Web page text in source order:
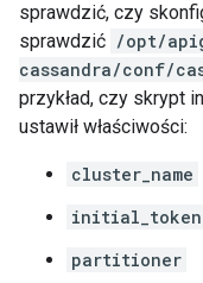
sprawdzić, czy
sprawdzić /opt/
cassandra/conf/
przykład, czy skrypt
ustawił właściwości:
cluster_name
initial_token
partitioner